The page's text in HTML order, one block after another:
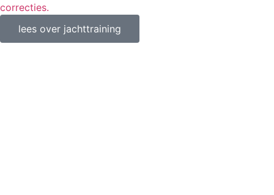
correcties.
lees over jachttraining